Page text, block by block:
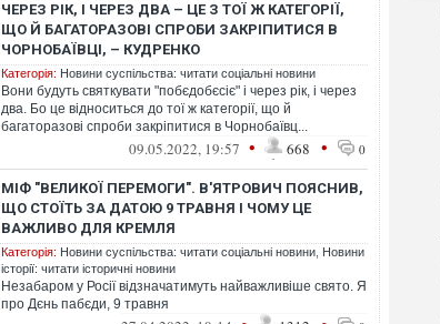
ЧЕРЕЗ РІК, І ЧЕРЕЗ ДВА – ЦЕ З ТОЇ Ж КАТЕГОРІЇ,
ЩО Й БАГАТОРАЗОВІ СПРОБИ ЗАКРІПИТИСЯ В
ЧОРНОБАЇВЦІ, – КУДРЕНКО
Категорія: Новини суспільства: читати соціальні новини
Вони будуть святкувати "побєдобєсіє" і через рік, і через
два. Бо це відноситься до тої ж категорії, що й
багаторазові спроби закріпитися в Чорнобаївц...
09.05.2022, 19:57 • 668 • 0
МІФ "ВЕЛИКОЇ ПЕРЕМОГИ". В'ЯТРОВИЧ ПОЯСНИВ,
ЩО СТОЇТЬ ЗА ДАТОЮ 9 ТРАВНЯ І ЧОМУ ЦЕ
ВАЖЛИВО ДЛЯ КРЕМЛЯ
Категорія: Новини суспільства: читати соціальні новини Новини
історії: читати історичні новини
Незабаром у Росії відзначатимуть найважливіше свято. Я
про Дєнь пабєди, 9 травня